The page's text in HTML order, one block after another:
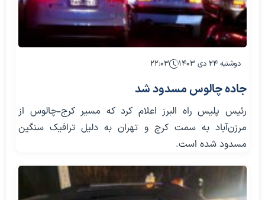
دوشنبه ۲۴ دی ۱۴۰۳ ۲۲:۰۳
جاده چالوس مسدود شد
رئیس پلیس راه البرز اعلام کرد که مسیر کرج-چالوس از
مرزن‌آباد به سمت کرج و تهران به دلیل ترافیک سنگین
مسدود شده است.